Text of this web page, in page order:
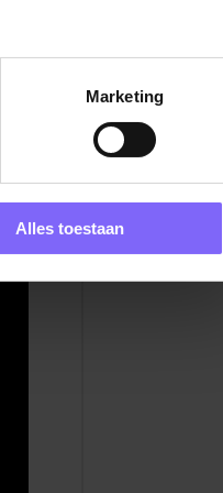
Marketing
Alles toestaan